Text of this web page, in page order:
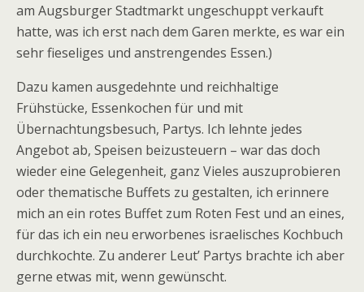
am Augsburger Stadtmarkt ungeschuppt verkauft
hatte, was ich erst nach dem Garen merkte, es war ein
sehr fieseliges und anstrengendes Essen.)
Dazu kamen ausgedehnte und reichhaltige
Frühstücke, Essenkochen für und mit
Übernachtungsbesuch, Partys. Ich lehnte jedes
Angebot ab, Speisen beizusteuern – war das doch
wieder eine Gelegenheit, ganz Vieles auszuprobieren
oder thematische Buffets zu gestalten, ich erinnere
mich an ein rotes Buffet zum Roten Fest und an eines,
für das ich ein neu erworbenes israelisches Kochbuch
durchkochte. Zu anderer Leut’ Partys brachte ich aber
gerne etwas mit, wenn gewünscht.